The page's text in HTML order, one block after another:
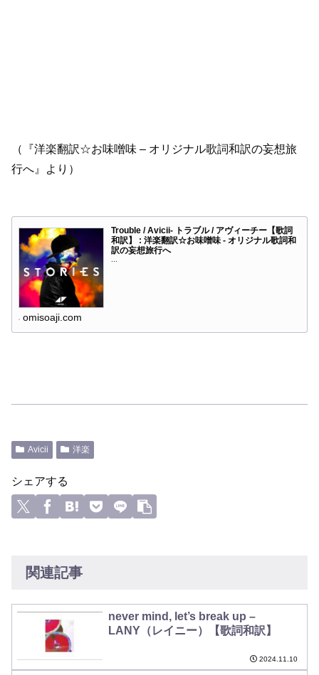
（『洋楽翻訳☆お味噌味 – オリジナル歌詞和訳の妄想旅
行へ』より）
Trouble / Avicii- トラブル / アヴィーチー【歌詞
和訳】 : 洋楽翻訳☆お味噌味 - オリジナル歌詞和
訳の妄想旅行へ
omisoaji.com
Avicii 洋楽
シェアする
関連記事
never mind, let’s break up –
LANY（レイニー）【歌詞和訳】
2024.11.10